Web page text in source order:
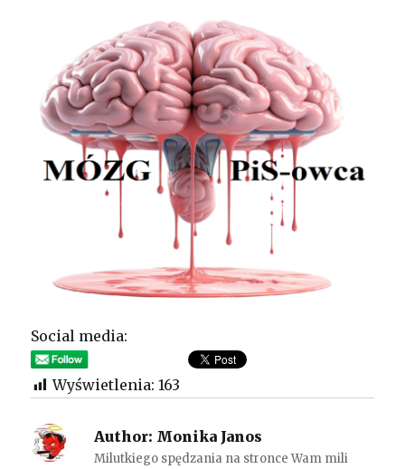
Social media:
Wyświetlenia:163
Author: Monika Janos
Milutkiego spędzania na stronce Wam mili